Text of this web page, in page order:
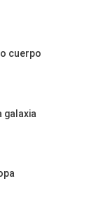
cuerpo
galaxia